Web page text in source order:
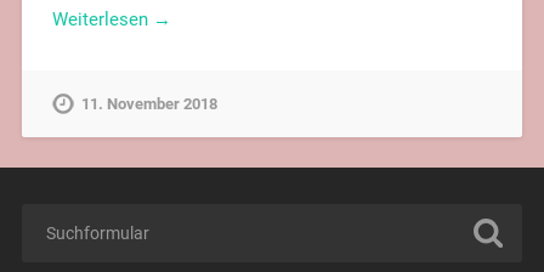
Weiterlesen →
11. November 2018